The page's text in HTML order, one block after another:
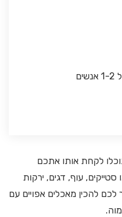
לקחת אותו אתכם
עוף, דגים, ירקות
להכין מאכלים אפויים עם